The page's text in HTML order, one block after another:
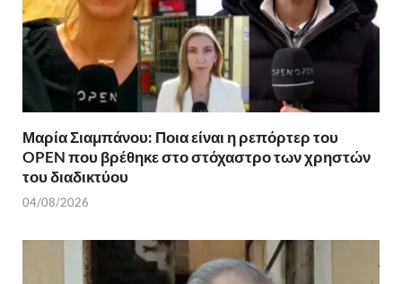
Μαρία Σιαμπάνου: Ποια είναι η ρεπόρτερ του
OPEN που βρέθηκε στο στόχαστρο των χρηστών
του διαδικτύου
04/08/2026